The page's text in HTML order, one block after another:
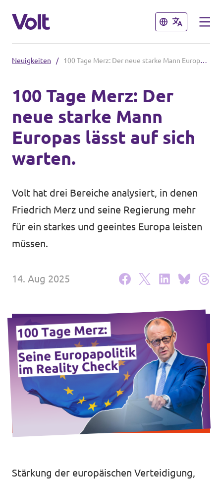
Schließen
Überblick
Lokale Teams
Landtagswahl 2026
Termine & Veranstaltungen
Volt in Deutschland
Website
Volt Deutschland Merchandise Shop
Schließen
Programm
Über Volt
Neuigkeiten
Unsere Events
Mache bei uns mit!
Deine Spende für Volt!
Jobs bei Volt
Datenschutz
Neuigkeiten / 100 Tage Merz: Der neue starke Mann Europas lässt auf sich warten.
100 Tage Merz: Der
neue starke Mann
Europas lässt auf sich
warten.
Volt hat drei Bereiche analysiert, in denen
Friedrich Merz und seine Regierung mehr
für ein starkes und geeintes Europa leisten
müssen.
14. Aug 2025
Stärkung der europäischen Verteidigung,